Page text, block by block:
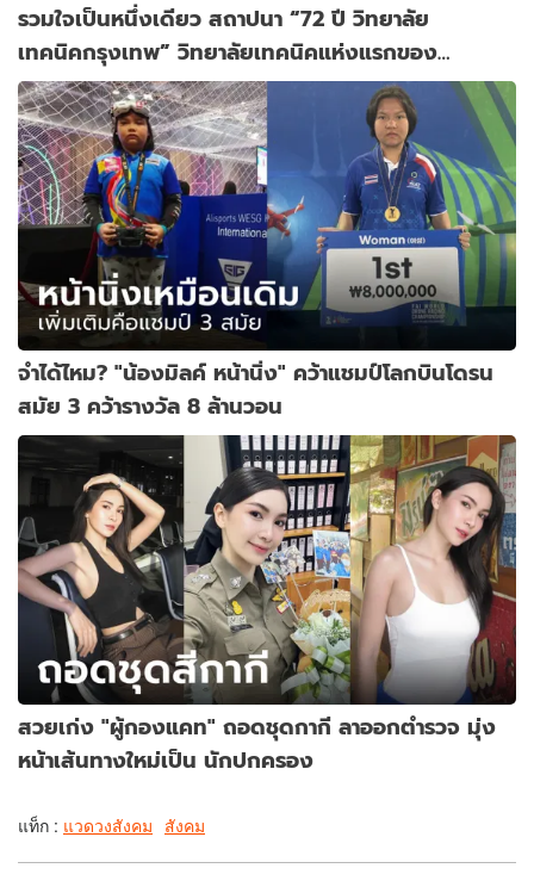
รวมใจเป็นหนึ่งเดียว สถาปนา “72 ปี วิทยาลัย
เทคนิคกรุงเทพ” วิทยาลัยเทคนิคแห่งแรกของ
ประเทศไทย
จำได้ไหม? "น้องมิลค์ หน้านิ่ง" คว้าแชมป์โลกบินโดรน
สมัย 3 คว้ารางวัล 8 ล้านวอน
สวยเก่ง "ผู้กองแคท" ถอดชุดกากี ลาออกตำรวจ มุ่ง
หน้าเส้นทางใหม่เป็น นักปกครอง
แท็ก : แวดวงสังคม สังคม